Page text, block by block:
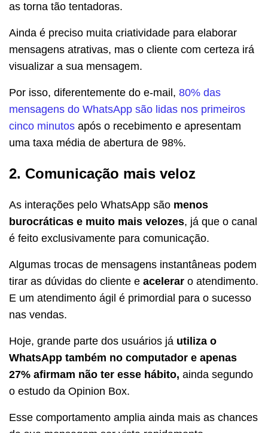
as torna tão tentadoras.
Ainda é preciso muita criatividade para elaborar
mensagens atrativas, mas o cliente com certeza irá
visualizar a sua mensagem.
Por isso, diferentemente do e-mail, 80% das
mensagens do WhatsApp são lidas nos primeiros
cinco minutos após o recebimento e apresentam
uma taxa média de abertura de 98%.
2. Comunicação mais veloz
As interações pelo WhatsApp são menos
burocráticas e muito mais velozes, já que o canal
é feito exclusivamente para comunicação.
Algumas trocas de mensagens instantâneas podem
tirar as dúvidas do cliente e acelerar o atendimento.
E um atendimento ágil é primordial para o sucesso
nas vendas.
Hoje, grande parte dos usuários já utiliza o
WhatsApp também no computador e apenas
27% afirmam não ter esse hábito, ainda segundo
o estudo da Opinion Box.
Esse comportamento amplia ainda mais as chances